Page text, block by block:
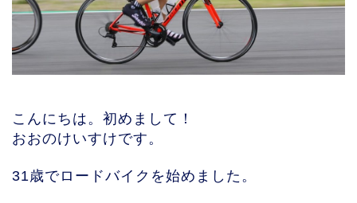
こんにちは。初めまして！
おおのけいすけです。
31歳でロードバイクを始めました。